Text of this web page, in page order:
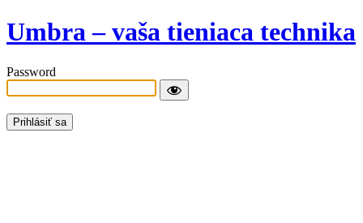
Umbra – vaša tieniaca technika
Password